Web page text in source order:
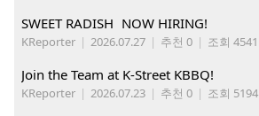
SWEET RADISH NOW HIRING!
KReporter | 2026.07.27 | 추천 0 | 조회 4541
Join the Team at K-Street KBBQ!
KReporter | 2026.07.23 | 추천 0 | 조회 5194